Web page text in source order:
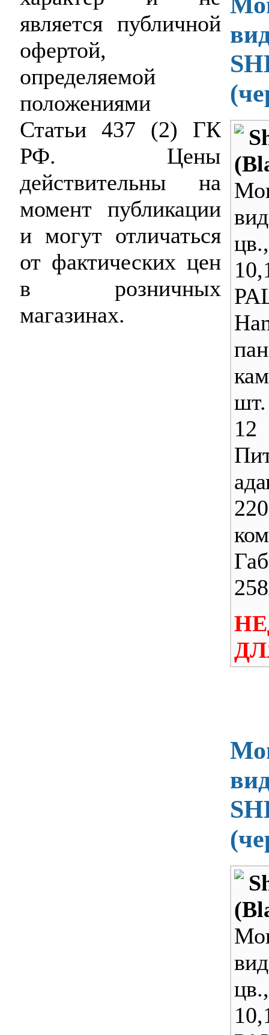
является публичной
офертой,
определяемой
положениями
Статьи 437 (2) ГК
РФ. Цены
действительны на
момент публикации
и могут отличаться
от фактических цен
в розничных
магазинах.